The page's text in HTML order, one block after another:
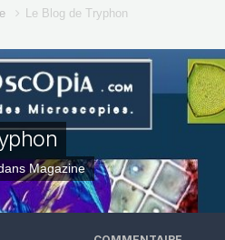
Le Blog de Tryphon
Magazine